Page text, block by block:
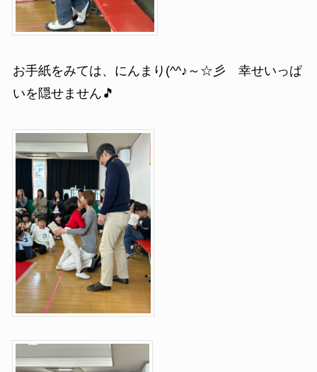
お手紙をみては、にんまり(^^♪～☆彡 幸せいっぱ
いを隠せません🎵